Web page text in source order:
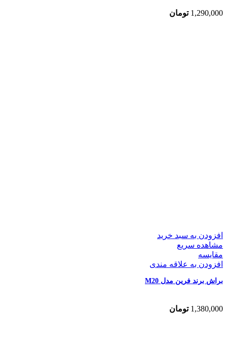
1,290,000 تومان
افزودن به سبد خرید
مشاهده سریع
مقایسه
افزودن به علاقه مندی
براش برند فرین مدل M20
1,380,000 تومان